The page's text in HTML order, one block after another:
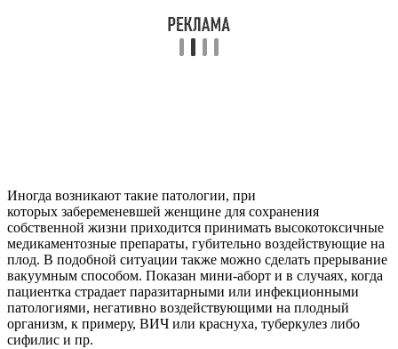
Иногда возникают такие патологии, при
которых забеременевшей женщине для сохранения
собственной жизни приходится принимать высокотоксичные
медикаментозные препараты, губительно воздействующие на
плод. В подобной ситуации также можно сделать прерывание
вакуумным способом. Показан мини-аборт и в случаях, когда
пациентка страдает паразитарными или инфекционными
патологиями, негативно воздействующими на плодный
организм, к примеру, ВИЧ или краснуха, туберкулез либо
сифилис и пр.